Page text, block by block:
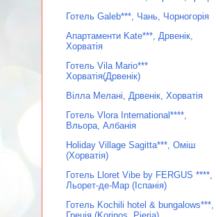
Готель Galeb***, Чань, Чорногорія
Апартаменти Kate***, Дрвенік,
Хорватія
Готель Vila Mario***
Хорватія(Дрвенік)
Вілла Мелані, Дрвенік, Хорватія
Готель Vlora International****,
Вльора, Албанія
Holiday Village Sagitta***, Оміш
(Хорватія)
Готель Lloret Vibe by FERGUS ****,
Льорет-де-Мар (Іспанія)
Готель Kochili hotel & bungalows***,